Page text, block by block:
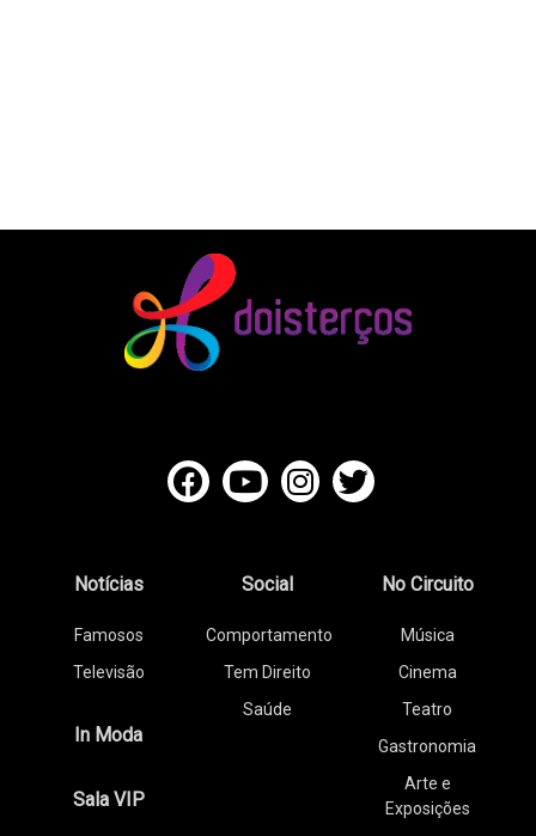
Notícias
Famosos
Televisão
In Moda
Sala VIP
Social
Comportamento
Tem Direito
Saúde
No Circuito
Música
Cinema
Teatro
Gastronomia
Arte e
Exposições